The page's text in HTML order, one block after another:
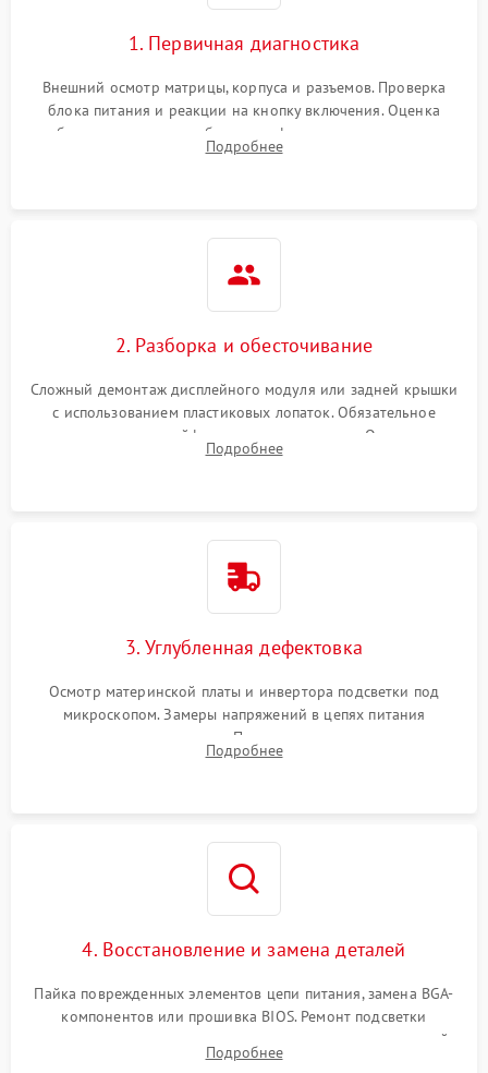
1. Первичная диагностика
Внешний осмотр матрицы, корпуса и разъемов. Проверка
блока питания и реакции на кнопку включения. Оценка
изображения, звука и работы периферии для сужения круга
возможных неисправностей перед вскрытием.
Подробнее
2. Разборка и обесточивание
Сложный демонтаж дисплейного модуля или задней крышки
с использованием пластиковых лопаток. Обязательное
отключение шлейфов матрицы и питания. Очистка
массивной системы охлаждения от скопившейся пыли.
Подробнее
3. Углубленная дефектовка
Осмотр материнской платы и инвертора подсветки под
микроскопом. Замеры напряжений в цепях питания
процессора и видеокарты. Проверка состояния жесткого
диска и оперативной памяти с помощью POST-карт и
Подробнее
4. Восстановление и замена деталей
Пайка поврежденных элементов цепи питания, замена BGA-
компонентов или прошивка BIOS. Ремонт подсветки
матрицы, замена неисправного накопителя на скоростной
SSD или установка новых модулей памяти.
Подробнее